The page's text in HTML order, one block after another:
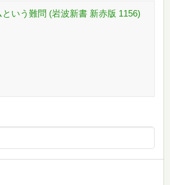
いう難問 (岩波新書 新赤版 1156)